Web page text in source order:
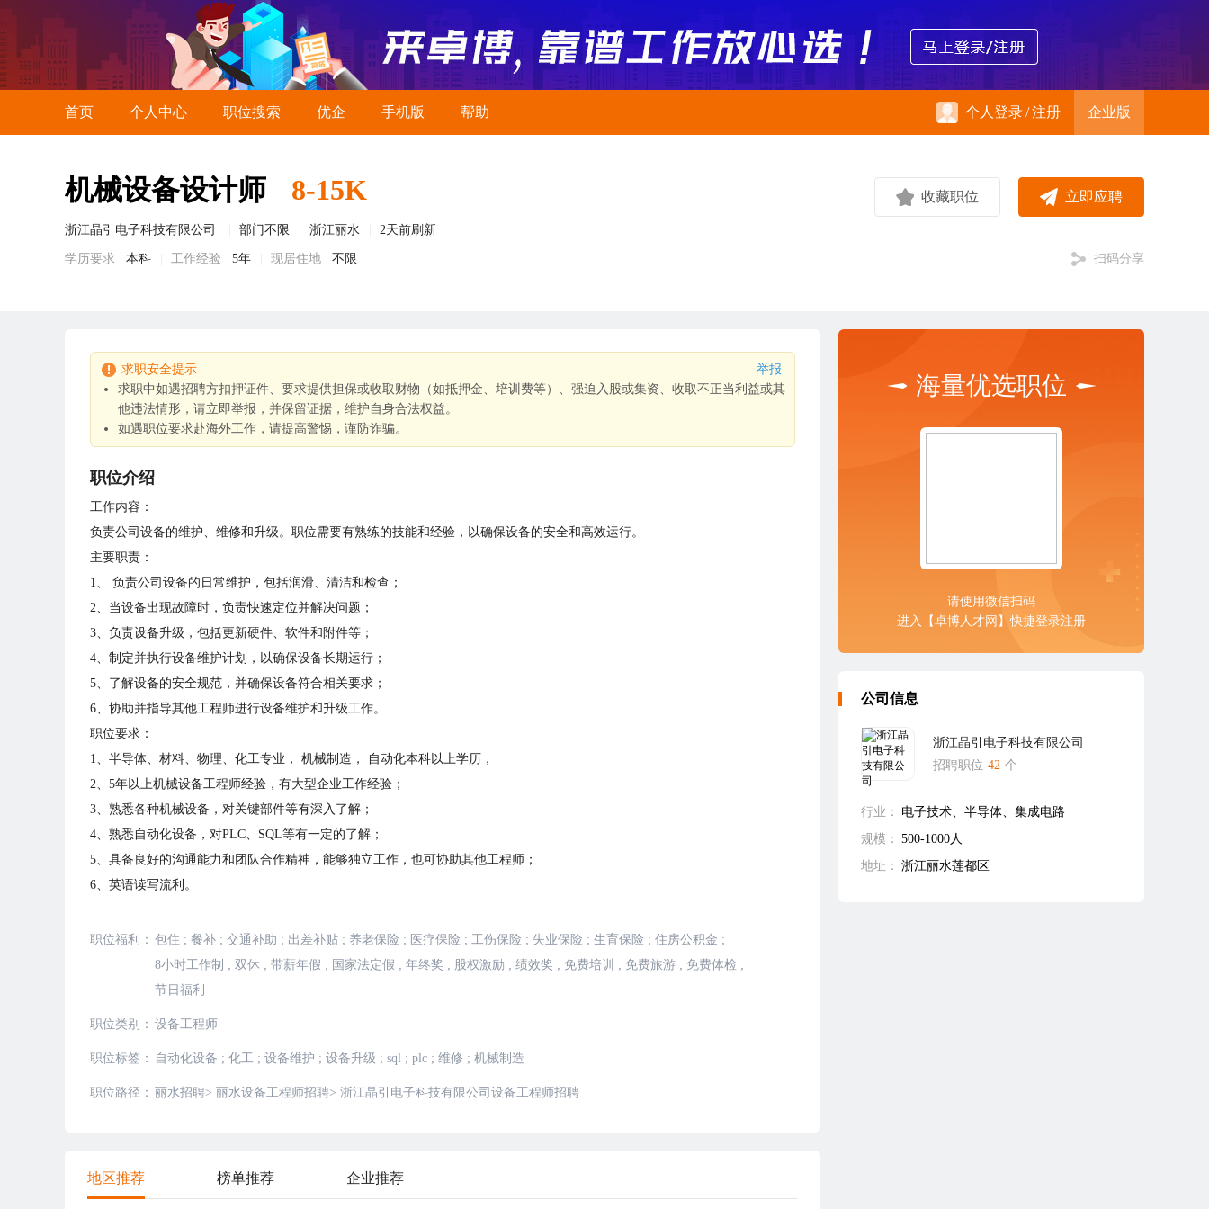
首页 个人中心 职位搜索 优企 手机版 帮助 个人登录/注册 企业版
机械设备设计师 8-15K
浙江晶引电子科技有限公司 部门不限 浙江丽水 2天前刷新
学历要求 本科 工作经验 5年 现居住地 不限
收藏职位 立即应聘
扫码分享
求职安全提示
举报
求职中如遇招聘方扣押证件、要求提供担保或收取财物（如抵押金、培训费等）、强迫入股或集资、收取不正当利益或其
他违法情形，请立即举报，并保留证据，维护自身合法权益。
如遇职位要求赴海外工作，请提高警惕，谨防诈骗。
职位介绍
工作内容：
负责公司设备的维护、维修和升级。职位需要有熟练的技能和经验，以确保设备的安全和高效运行。
主要职责：
1、 负责公司设备的日常维护，包括润滑、清洁和检查；
2、当设备出现故障时，负责快速定位并解决问题；
3、负责设备升级，包括更新硬件、软件和附件等；
4、制定并执行设备维护计划，以确保设备长期运行；
5、了解设备的安全规范，并确保设备符合相关要求；
6、协助并指导其他工程师进行设备维护和升级工作。
职位要求：
1、半导体、材料、物理、化工专业， 机械制造， 自动化本科以上学历，
2、5年以上机械设备工程师经验，有大型企业工作经验；
3、熟悉各种机械设备，对关键部件等有深入了解；
4、熟悉自动化设备，对PLC、SQL等有一定的了解；
5、具备良好的沟通能力和团队合作精神，能够独立工作，也可协助其他工程师；
6、英语读写流利。
职位福利： 包住 ; 餐补 ; 交通补助 ; 出差补贴 ; 养老保险 ; 医疗保险 ; 工伤保险 ; 失业保险 ; 生育保险 ; 住房公积金 ;
8小时工作制 ; 双休 ; 带薪年假 ; 国家法定假 ; 年终奖 ; 股权激励 ; 绩效奖 ; 免费培训 ; 免费旅游 ; 免费体检 ;
节日福利
职位类别： 设备工程师
职位标签： 自动化设备 ; 化工 ; 设备维护 ; 设备升级 ; sql ; plc ; 维修 ; 机械制造
职位路径： 丽水招聘> 丽水设备工程师招聘> 浙江晶引电子科技有限公司设备工程师招聘
地区推荐 榜单推荐 企业推荐
海量优选职位
请使用微信扫码
进入【卓博人才网】快捷登录注册
公司信息
浙江晶引电子科技有限公司
招聘职位 42 个
行业：
电子技术、半导体、集成电路
规模： 500-1000人
地址： 浙江丽水莲都区